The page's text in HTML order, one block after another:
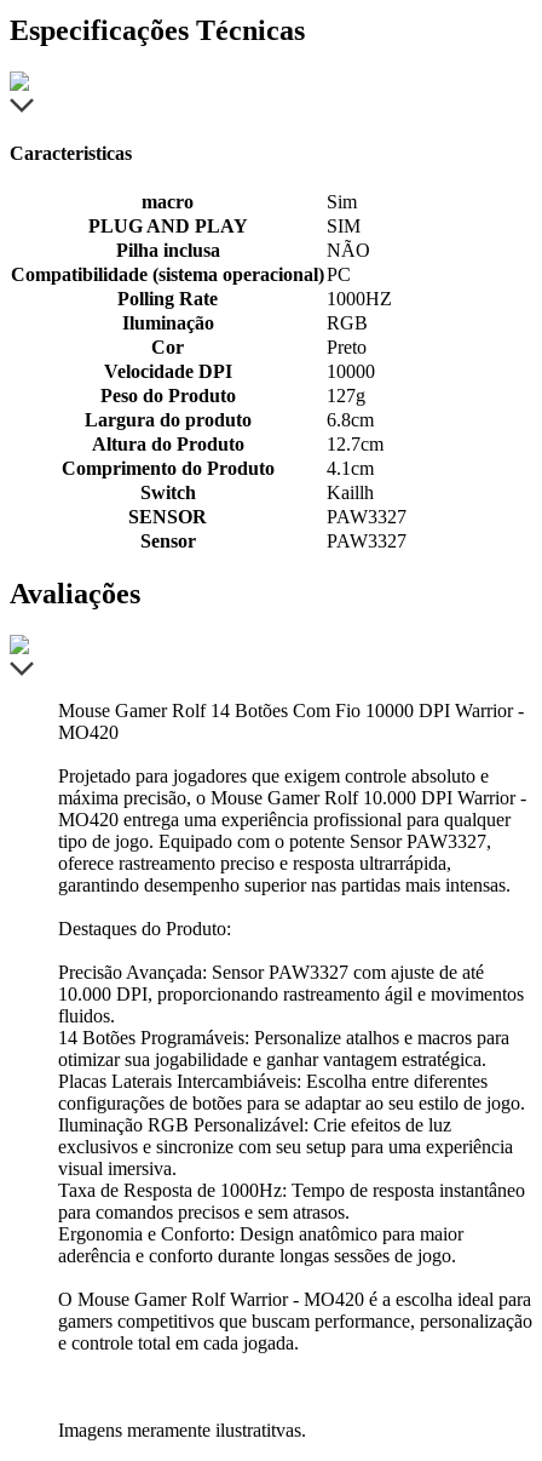
Especificações Técnicas
Caracteristicas
macro
Sim
PLUG AND PLAY
SIM
Pilha inclusa
NÃO
Compatibilidade (sistema operacional)PC
Polling Rate
1000HZ
Iluminação
RGB
Cor
Preto
Velocidade DPI
10000
Peso do Produto
127g
Largura do produto
6.8cm
Altura do Produto
12.7cm
Comprimento do Produto
4.1cm
Switch
Kaillh
SENSOR
PAW3327
Sensor
PAW3327
Avaliações
Mouse Gamer Rolf 14 Botões Com Fio 10000 DPI Warrior -
MO420
Projetado para jogadores que exigem controle absoluto e
máxima precisão, o Mouse Gamer Rolf 10.000 DPI Warrior -
MO420 entrega uma experiência profissional para qualquer
tipo de jogo. Equipado com o potente Sensor PAW3327,
oferece rastreamento preciso e resposta ultrarrápida,
garantindo desempenho superior nas partidas mais intensas.
Destaques do Produto:
Precisão Avançada: Sensor PAW3327 com ajuste de até
10.000 DPI, proporcionando rastreamento ágil e movimentos
fluidos.
14 Botões Programáveis: Personalize atalhos e macros para
otimizar sua jogabilidade e ganhar vantagem estratégica.
Placas Laterais Intercambiáveis: Escolha entre diferentes
configurações de botões para se adaptar ao seu estilo de jogo.
Iluminação RGB Personalizável: Crie efeitos de luz
exclusivos e sincronize com seu setup para uma experiência
visual imersiva.
Taxa de Resposta de 1000Hz: Tempo de resposta instantâneo
para comandos precisos e sem atrasos.
Ergonomia e Conforto: Design anatômico para maior
aderência e conforto durante longas sessões de jogo.
O Mouse Gamer Rolf Warrior - MO420 é a escolha ideal para
gamers competitivos que buscam performance, personalização
e controle total em cada jogada.
Imagens meramente ilustratitvas.